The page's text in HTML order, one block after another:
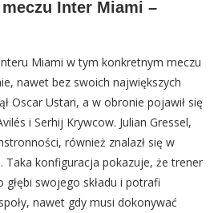
Inter Miami –
Miami w tym konkretnym meczu
nawet bez swoich największych
Oscar Ustari, a w obronie pojawił się
i Serhij Krywcow. Julian Gressel,
również znalazł się w
Taka konfiguracja pokazuje, że trener
swojego składu i potrafi
nawet gdy musi dokonywać